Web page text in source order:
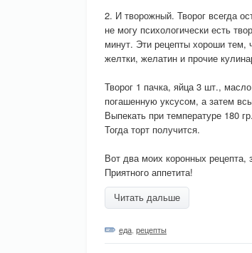
2. И творожный. Творог всегда
не могу психологически есть
минут. Эти рецепты хороши тем,
желтки, желатин и прочие
Творог 1 пачка, яйца 3 шт.,
погашенную уксусом, а затем
Выпекать при температуре 180
Тогда торт получится.
Вот два моих коронных рецепта,
Приятного аппетита!
Читать дальше
еда рецепты